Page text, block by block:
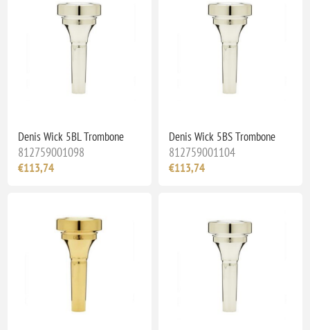
Denis Wick 5BL Trombone
812759001098
€113,74
Denis Wick 5BS Trombone
812759001104
€113,74